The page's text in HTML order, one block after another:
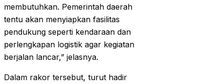
membutuhkan. Pemerintah daerah
tentu akan menyiapkan fasilitas
pendukung seperti kendaraan dan
perlengkapan logistik agar kegiatan
berjalan lancar,” jelasnya.
Dalam rakor tersebut, turut hadir